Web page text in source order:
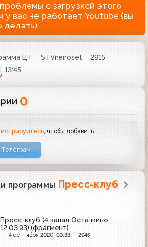
с загрузкой этого
у вас не работает Youtube (вы
делать)
ЦТ STVneiroset
2915
13:45
0
, чтобы добавить
Телеграм
программы Пресс-клуб
Пресс-клуб (4 канал Останкино,
12.03.93) (фрагмент)
4 сентября 2020, 00:33 2946